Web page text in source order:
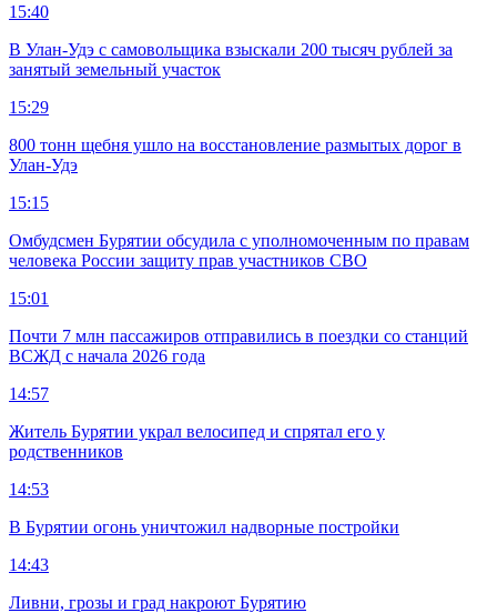
15:40
В Улан-Удэ с самовольщика взыскали 200 тысяч рублей за
занятый земельный участок
15:29
800 тонн щебня ушло на восстановление размытых дорог в
Улан-Удэ
15:15
Омбудсмен Бурятии обсудила с уполномоченным по правам
человека России защиту прав участников СВО
15:01
Почти 7 млн пассажиров отправились в поездки со станций
ВСЖД с начала 2026 года
14:57
Житель Бурятии украл велосипед и спрятал его у
родственников
14:53
В Бурятии огонь уничтожил надворные постройки
14:43
Ливни, грозы и град накроют Бурятию